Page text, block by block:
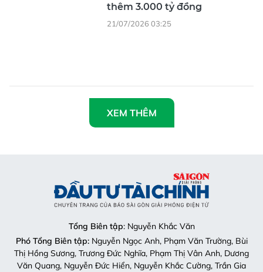
thêm 3.000 tỷ đồng
21/07/2026 03:25
XEM THÊM
Tổng Biên tập: Nguyễn Khắc Văn
Phó Tổng Biên tập:Nguyễn Ngọc Anh, Phạm Văn Trường, Bùi
Thị Hồng Sương, Trương Đức Nghĩa, Phạm Thị Vân Anh, Dương
Văn Quang, Nguyễn Đức Hiển, Nguyễn Khắc Cường, Trần Gia